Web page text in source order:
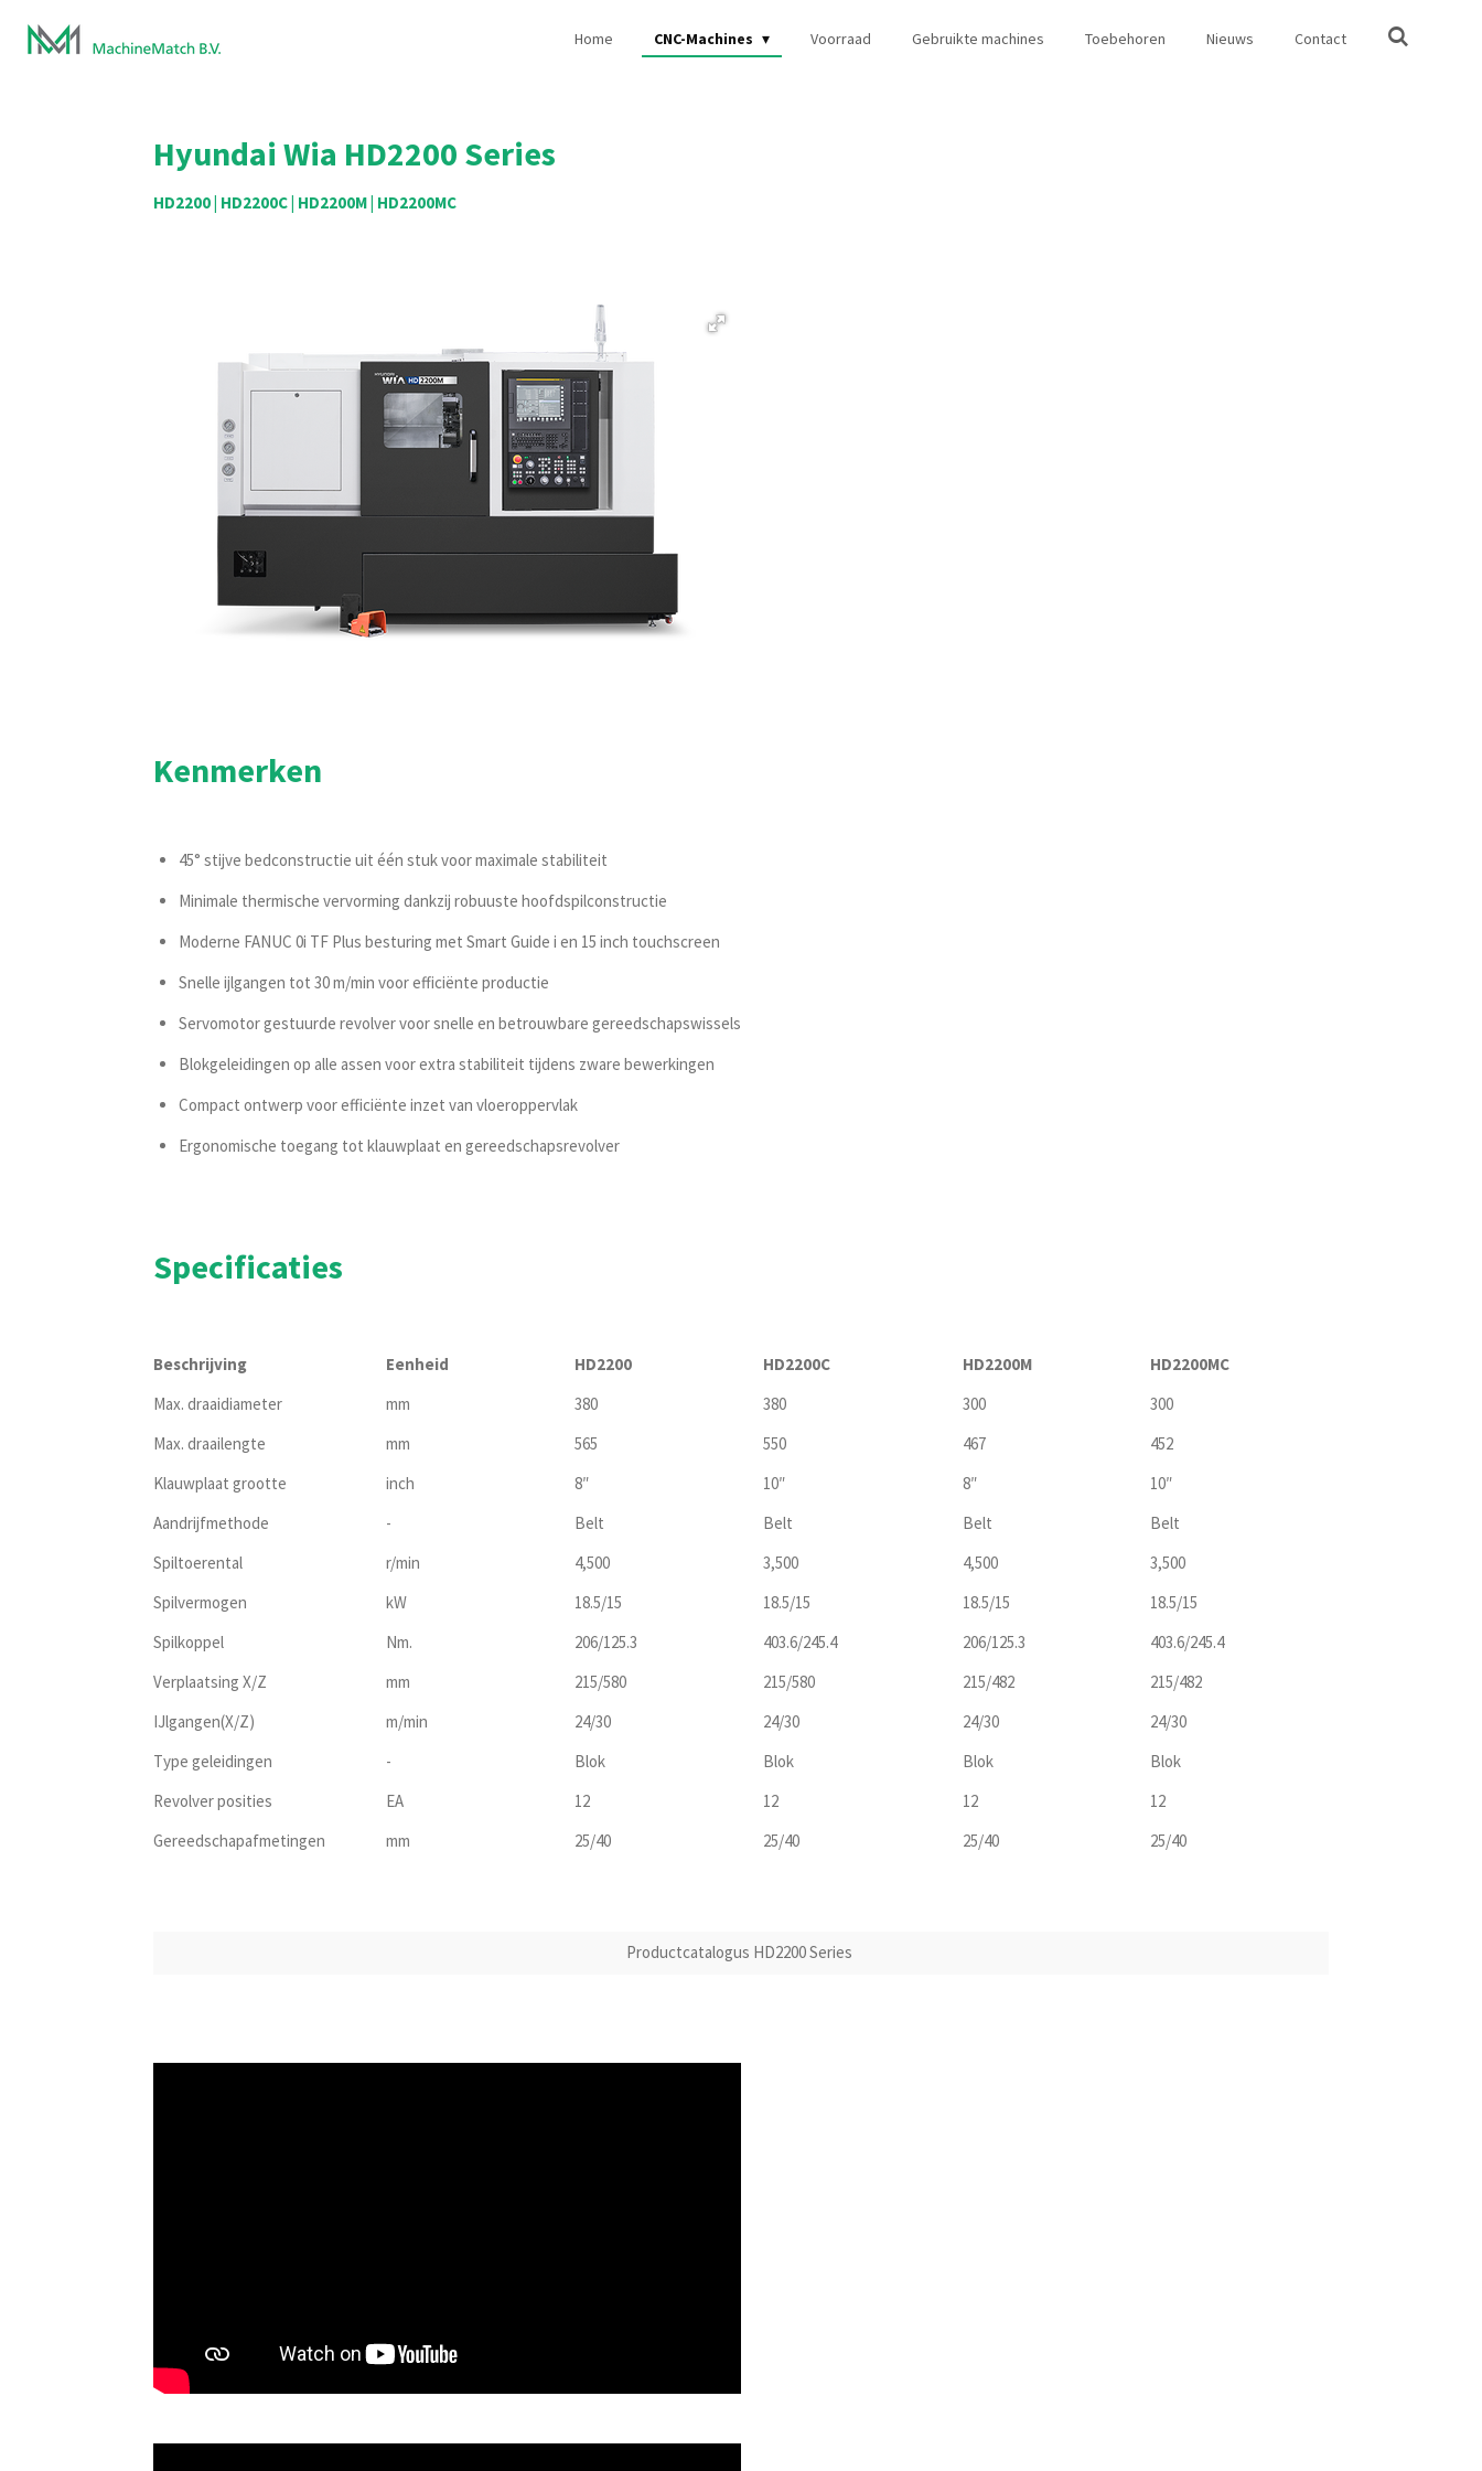
Ga
direct
Home CNC-Machines Voorraad Gebruikte machines Toebehoren Nieuws Contact
Hyundai Wia HD2200 Series
HD2200 | HD2200C | HD2200M | HD2200MC
Kenmerken
45° stijve bedconstructie uit één stuk voor maximale stabiliteit
Minimale thermische vervorming dankzij robuuste hoofdspilconstructie
Moderne FANUC 0i TF Plus besturing met Smart Guide i en 15 inch touchscreen
Snelle ijlgangen tot 30 m/min voor efficiënte productie
Servomotor gestuurde revolver voor snelle en betrouwbare gereedschapswissels
Blokgeleidingen op alle assen voor extra stabiliteit tijdens zware bewerkingen
Compact ontwerp voor efficiënte inzet van vloeroppervlak
Ergonomische toegang tot klauwplaat en gereedschapsrevolver
Specificaties
Beschrijving Eenheid HD2200 HD2200C HD2200M
HD2200MC
Max. draaidiameter
mm 380 380 300
300
Max. draailengte
mm 565 550 467
452
Klauwplaat grootte
inch 8″ 10″ 8″
10″
Aandrijfmethode
- Belt Belt Belt
Belt
Spiltoerental
r/min 4,500 3,500 4,500
3,500
Spilvermogen
kW 18.5/15 18.5/15 18.5/15
18.5/15
Spilkoppel
Nm. 206/125.3 403.6/245.4 206/125.3
403.6/245.4
Verplaatsing X/Z
mm 215/580 215/580 215/482
215/482
IJlgangen(X/Z)
m/min 24/30 24/30 24/30
24/30
Type geleidingen
- Blok Blok Blok
Blok
Revolver posities
EA 12 12 12
12
Gereedschapafmetingen
mm 25/40 25/40 25/40 25/40
Productcatalogus HD2200 Series